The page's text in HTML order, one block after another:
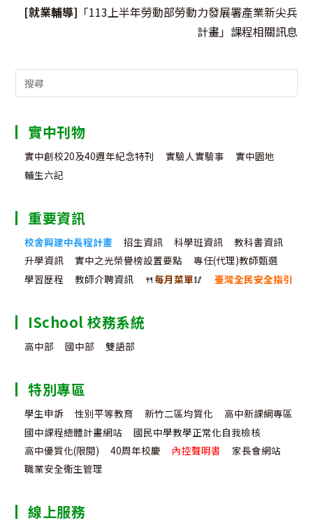
[就業輔導] 「113上半年勞動部勞動力發展署產業新尖兵
計畫」課程相關訊息
Search
for:
實中刊物
實中創校20及40週年紀念特刊 實驗人實驗事
實中園地
輔生六記
重要資訊
校舍興建中長程計畫 招生資訊 科學班資訊
教科書資訊
升學資訊
實中之光榮譽榜設置要點
專任(代理)教師甄選
學習歷程
教師介聘資訊 🍴每月菜單🥢 臺灣全民安全指引
ISchool 校務系統
高中部 國中部 雙語部
特別專區
學生申訴 性別平等教育 新竹二區均質化
高中新課綱專區
國中課程總體計畫網站
國民中學教學正常化自我檢核
高中優質化(限閱)
40周年校慶 內控聲明書
家長會網站
職業安全衛生管理
線上服務